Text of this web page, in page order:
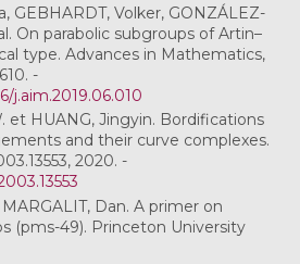
GEBHARDT, Volker, GONZÁLEZ-
On parabolic subgroups of Artin–
type. Advances in Mathematics,
-
j.aim.2019.06.010
et HUANG, Jingyin. Bordifications
and their curve complexes.
2020. -
Dan. A primer on
(pms-49). Princeton University